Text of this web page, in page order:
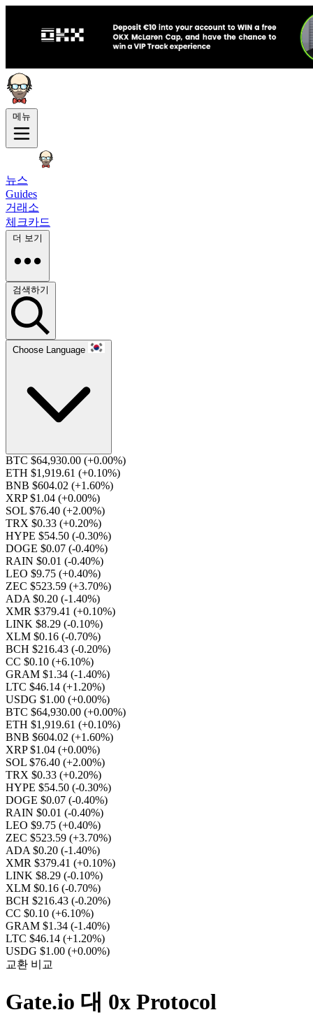
메뉴
뉴스
Guides
거래소
체크카드
더 보기
검색하기
Choose Language
BTC $64,930.00 (+0.00%)
ETH $1,919.61 (+0.10%)
BNB $604.02 (+1.60%)
XRP $1.04 (+0.00%)
SOL $76.40 (+2.00%)
TRX $0.33 (+0.20%)
HYPE $54.50 (-0.30%)
DOGE $0.07 (-0.40%)
RAIN $0.01 (-0.40%)
LEO $9.75 (+0.40%)
ZEC $523.59 (+3.70%)
ADA $0.20 (-1.40%)
XMR $379.41 (+0.10%)
LINK $8.29 (-0.10%)
XLM $0.16 (-0.70%)
BCH $216.43 (-0.20%)
CC $0.10 (+6.10%)
GRAM $1.34 (-1.40%)
LTC $46.14 (+1.20%)
USDG $1.00 (+0.00%)
BTC $64,930.00 (+0.00%)
ETH $1,919.61 (+0.10%)
BNB $604.02 (+1.60%)
XRP $1.04 (+0.00%)
SOL $76.40 (+2.00%)
TRX $0.33 (+0.20%)
HYPE $54.50 (-0.30%)
DOGE $0.07 (-0.40%)
RAIN $0.01 (-0.40%)
LEO $9.75 (+0.40%)
ZEC $523.59 (+3.70%)
ADA $0.20 (-1.40%)
XMR $379.41 (+0.10%)
LINK $8.29 (-0.10%)
XLM $0.16 (-0.70%)
BCH $216.43 (-0.20%)
CC $0.10 (+6.10%)
GRAM $1.34 (-1.40%)
LTC $46.14 (+1.20%)
USDG $1.00 (+0.00%)
교환 비교
Gate.io 대 0x Protocol